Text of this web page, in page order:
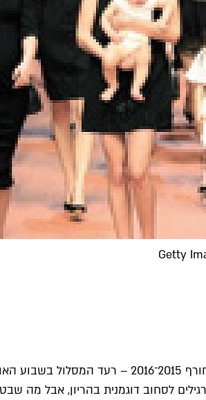
בתחילת השבוע – עת הציגו דולצ'ה וגבאנה
לסחוב דוגמנית בהריון, אבל מה